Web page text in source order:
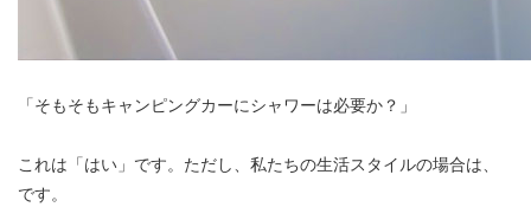
「そもそもキャンピングカーにシャワーは必要か？」
これは「はい」です。ただし、私たちの生活スタイルの場合は、
です。